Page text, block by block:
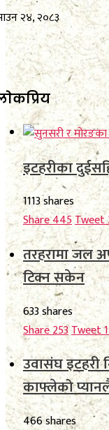
२४, २०८३
इटहरीका
1113 shares
Share445Tweet
तरहरामा जल
टिक्न सकेन
633 shares
Share253Tweet
उवासंघ इटहरी
काफ्लेको
466 shares